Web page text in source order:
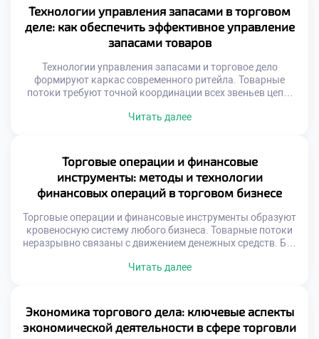
Геопозиционирование изменило принципы планирования
перевозок. Спутниковые данные позволяют видеть
ситуацию мгновенно. Алгоритмы учитывают пробки и
погодные условия. Динамическая корректировка курса
Технологии управления запасами в торговом
деле: как обеспечить эффективное управление
запасами товаров
Технологии управления запасами и торговое дело
формируют каркас современного ритейла. Товарные
потоки требуют точной координации всех звеньев цепи.
предприятия. Дефицит же приводит к прямой потере
процессов исключает человеческие ошибки учета.
Информационные системы синхронизируют спрос с
предложением. Эффективность склада […]
Читать далее
Торговые операции и финансовые
инструменты: методы и технологии
финансовых операций в торговом бизнесе
Торговые операции и финансовые инструменты образуют
кровеносную систему любого бизнеса. Товарные потоки
неразрывно связаны с движением денежных средств. Без
останавливается мгновенно. Эффективные расчеты
методы оплаты товаров. Управление ликвидностью
становится ключевой задачей менеджера. Риски
неплатежей требуют надежных механизмов защиты.
Читать далее
Экономика торгового дела: ключевые аспекты
экономической деятельности в сфере торговли